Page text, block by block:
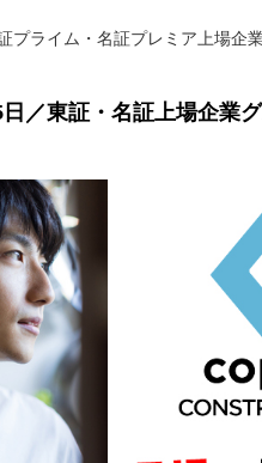
プライム・名証プレミア上場企
／東証・名証上場企業